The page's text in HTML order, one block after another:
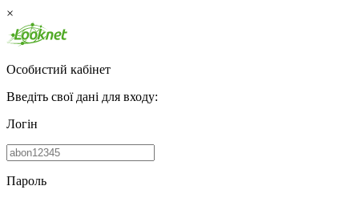
×
Особистий кабінет
Введіть свої дані для входу:
Логін
Пароль